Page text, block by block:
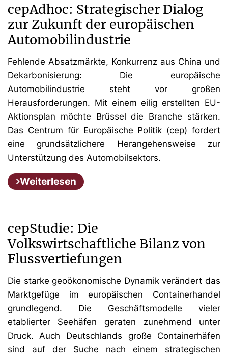
cepAdhoc: Strategischer Dialog
zur Zukunft der europäischen
Automobilindustrie
Fehlende Absatzmärkte, Konkurrenz aus China und
Dekarbonisierung: Die europäische
Automobilindustrie steht vor großen
Herausforderungen. Mit einem eilig erstellten EU-
Aktionsplan möchte Brüssel die Branche stärken.
Das Centrum für Europäische Politik (cep) fordert
eine grundsätzlichere Herangehensweise zur
Unterstützung des Automobilsektors.
Weiterlesen
cepStudie: Die
Volkswirtschaftliche Bilanz von
Flussvertiefungen
Die starke geoökonomische Dynamik verändert das
Marktgefüge im europäischen Containerhandel
grundlegend. Die Geschäftsmodelle vieler
etablierter Seehäfen geraten zunehmend unter
Druck. Auch Deutschlands große Containerhäfen
sind auf der Suche nach einem strategischen